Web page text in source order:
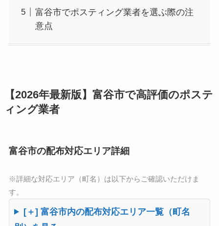
富谷市でポスティング業者を選ぶ際の注
意点
【2026年最新版】富谷市で高評価のポステ
ィング業者
富谷市の配布対応エリア詳細
※詳細な対応エリア（町名）は以下からご確認いただけま
す。
[＋] 富谷市内の配布対応エリア一覧（町名